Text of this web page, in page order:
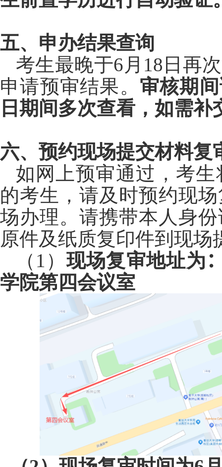
五、申办结果查询
考生最晚于6月18 日再
申请预审结果。 审核期
日期间多次查看，如需
六、预约现场提交材料复
如网上预审通过，考
的考生，请及时预约现
场办理。请携带本人身
原件及纸质复印件到现场
（1）现场复审地址为
学院第四会议室